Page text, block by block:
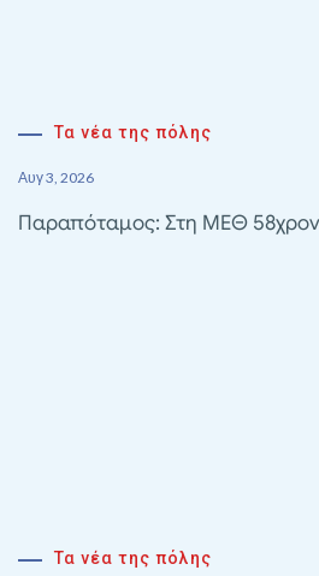
Τα νέα της πόλης
Αυγ 3, 2026
Παραπόταμος: Στη ΜΕΘ
Τα νέα της πόλης